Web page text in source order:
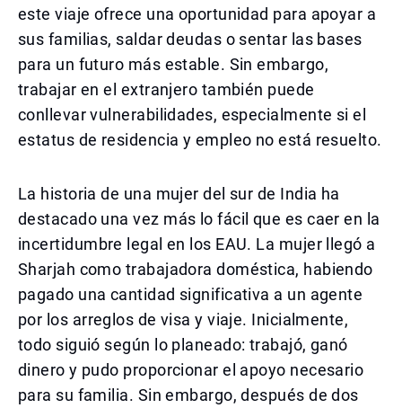
este viaje ofrece una oportunidad para apoyar a
sus familias, saldar deudas o sentar las bases
para un futuro más estable. Sin embargo,
trabajar en el extranjero también puede
conllevar vulnerabilidades, especialmente si el
estatus de residencia y empleo no está resuelto.
La historia de una mujer del sur de India ha
destacado una vez más lo fácil que es caer en la
incertidumbre legal en los EAU. La mujer llegó a
Sharjah como trabajadora doméstica, habiendo
pagado una cantidad significativa a un agente
por los arreglos de visa y viaje. Inicialmente,
todo siguió según lo planeado: trabajó, ganó
dinero y pudo proporcionar el apoyo necesario
para su familia. Sin embargo, después de dos